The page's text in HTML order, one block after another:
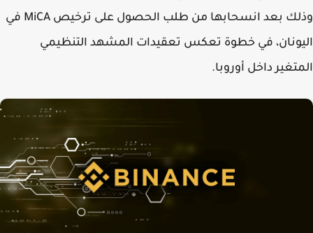
وذلك بعد انسحابها من طلب الحصول على ترخيص MiCA في
في خطوة تعكس تعقيدات المشهد التنظيمي
داخل أوروبا.